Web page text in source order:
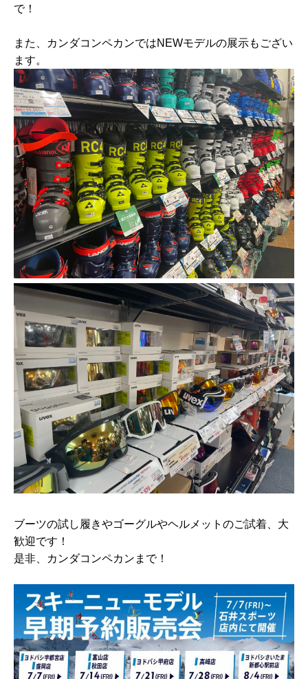
で！
また、カンダコンペカンではNEWモデルの展示もござい
ます。
ブーツの試し履きやゴーグルやヘルメットのご試着、大
歓迎です！
是非、カンダコンペカンまで！